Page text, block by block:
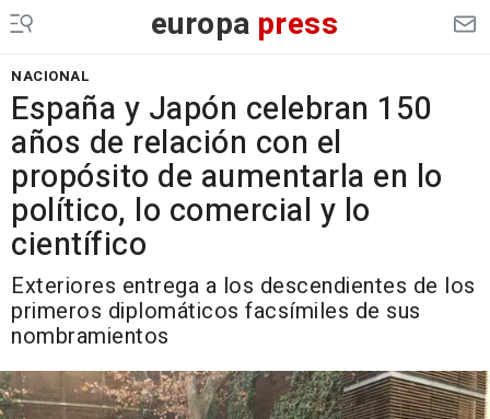
europa press
NACIONAL
España y Japón celebran 150
años de relación con el
propósito de aumentarla en lo
político, lo comercial y lo
científico
Exteriores entrega a los descendientes de los
primeros diplomáticos facsímiles de sus
nombramientos